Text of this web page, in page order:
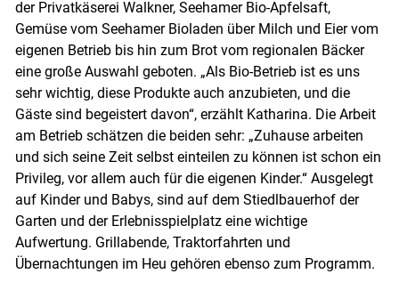
der Privatkäserei Walkner, Seehamer Bio-Apfelsaft,
Gemüse vom Seehamer Bioladen über Milch und Eier vom
eigenen Betrieb bis hin zum Brot vom regionalen Bäcker
eine große Auswahl geboten. „Als Bio-Betrieb ist es uns
sehr wichtig, diese Produkte auch anzubieten, und die
Gäste sind begeistert davon“, erzählt Katharina. Die Arbeit
am Betrieb schätzen die beiden sehr: „Zuhause arbeiten
und sich seine Zeit selbst einteilen zu können ist schon ein
Privileg, vor allem auch für die eigenen Kinder.“ Ausgelegt
auf Kinder und Babys, sind auf dem Stiedlbauerhof der
Garten und der Erlebnisspielplatz eine wichtige
Aufwertung. Grillabende, Traktorfahrten und
Übernachtungen im Heu gehören ebenso zum Programm.